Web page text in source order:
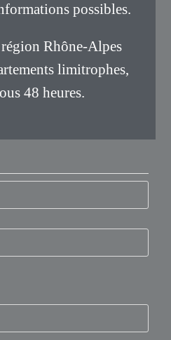
possibles.
Rhône-Alpes
limitrophes,
48 heures.